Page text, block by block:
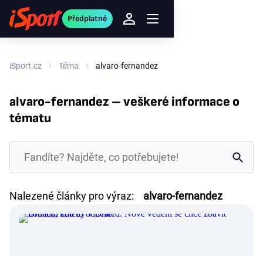
Předplatné
iSport.cz Téma alvaro-fernandez
alvaro-fernandez – veškeré informace o
tématu
Nalezené články pro výraz: alvaro-fernandez